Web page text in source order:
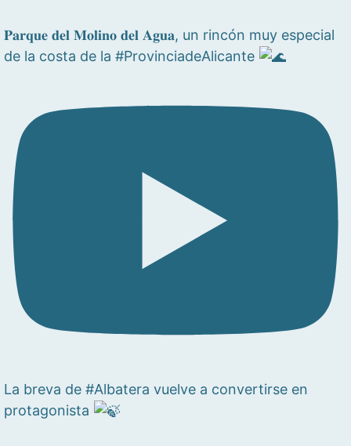
𝐏𝐚𝐫𝐪𝐮𝐞 𝐝𝐞𝐥 𝐌𝐨𝐥𝐢𝐧𝐨 𝐝𝐞𝐥 𝐀𝐠𝐮𝐚, un rincón muy especial
de la costa de la #ProvinciadeAlicante
La breva de #Albatera vuelve a convertirse en
protagonista